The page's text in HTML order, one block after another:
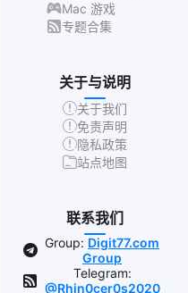
Mac 游戏
专题合集
关于与说明
关于我们
免责声明
隐私政策
站点地图
联系我们
Group: Digit77.com
Group
Telegram:
@Rhin0cer0s2020